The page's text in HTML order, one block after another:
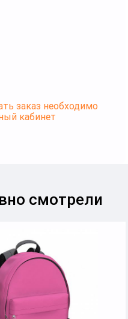
заказ необходимо
кабинет
смотрели